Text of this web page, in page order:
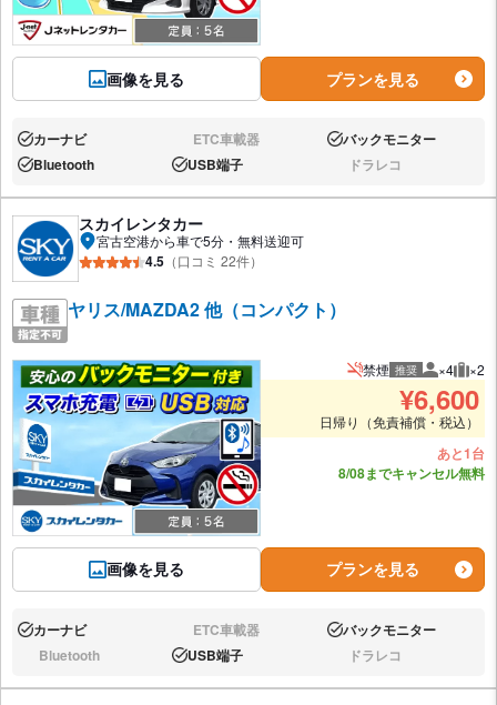
画像を見る プランを見る
あり:カーナビ なし:ETC車載器 あり:バックモニター
あり:Bluetooth あり:USB端子 なし:ドラレコ
スカイレンタカー
宮古空港から車で5分・無料送迎可
4.5 （口コミ 22件）
ヤリス/MAZDA2 他（コンパクト）
画像を見る
禁煙 推奨 推奨人数
×4 推
×2
¥6,600
日帰り（免責補償・税込）
あと1台
8/08までキャンセル無料
プランを見る
あり:カーナビ なし:ETC車載器 あり:バックモニター
なし:Bluetooth あり:USB端子 なし:ドラレコ